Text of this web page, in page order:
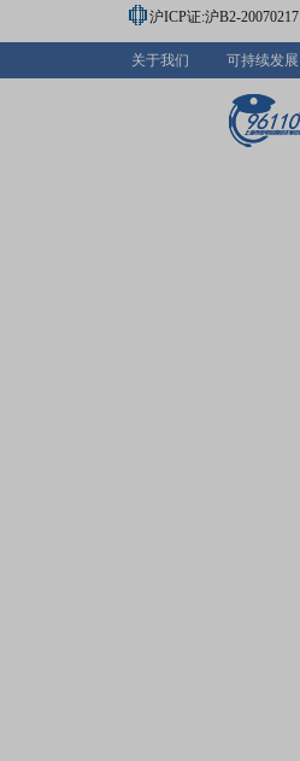
沪ICP证:沪B2-20070217
关于我们 可持续发展